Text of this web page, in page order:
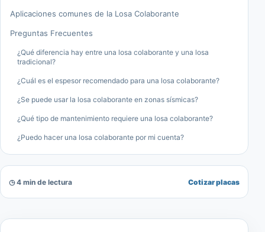
Aplicaciones comunes de la Losa Colaborante
Preguntas Frecuentes
¿Qué diferencia hay entre una losa colaborante y una losa
tradicional?
¿Cuál es el espesor recomendado para una losa colaborante?
¿Se puede usar la losa colaborante en zonas sísmicas?
¿Qué tipo de mantenimiento requiere una losa colaborante?
¿Puedo hacer una losa colaborante por mi cuenta?
◷ 4 min de lectura Cotizar placas